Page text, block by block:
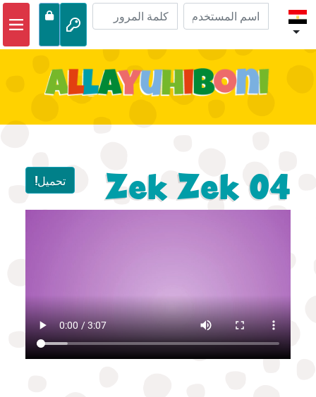
مغامرات الكتاب المقدس
أنشطة
Zek Zek 04 تحميل!